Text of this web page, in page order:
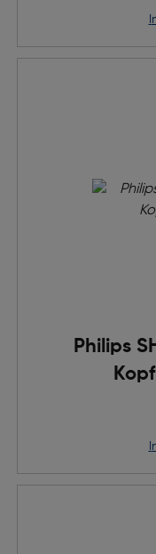
Philips